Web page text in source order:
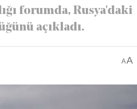
forumda, Rusya'daki
açıkladı.
AA